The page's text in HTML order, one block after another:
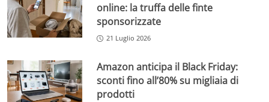
online: la truffa delle finte
sponsorizzate
21 Luglio 2026
Amazon anticipa il Black Friday:
sconti fino all’80% su migliaia di
prodotti